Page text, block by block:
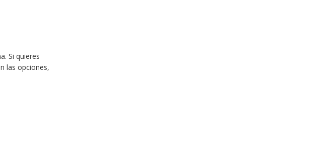
Si quieres
las opciones,